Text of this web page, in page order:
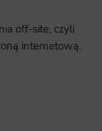
off-site, czyli
internetową.